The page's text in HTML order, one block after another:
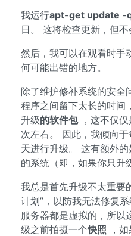
我运行apt-get update -
日。 这将检查更新，但不
然后，我可以在观看时手
何可能出错的地方。
除了维护修补系统的安全
程序之间留下太长的时间
升级的软件包，这不仅仅
次左右。 因此，我倾向
天进行升级。 这有额外
的系统（即，如果你只升
我总是首先升级不太重要
计划”，以防我无法修复
服务器都是虚拟的，所以
级之前拍摄一个快照 ，